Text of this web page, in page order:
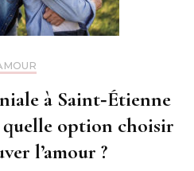
à Saint‑Étienne
quelle option choisir
l’amour ?